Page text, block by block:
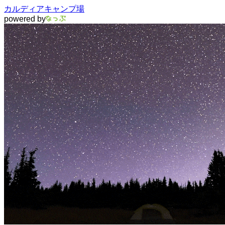
カルディアキャンプ場
powered by